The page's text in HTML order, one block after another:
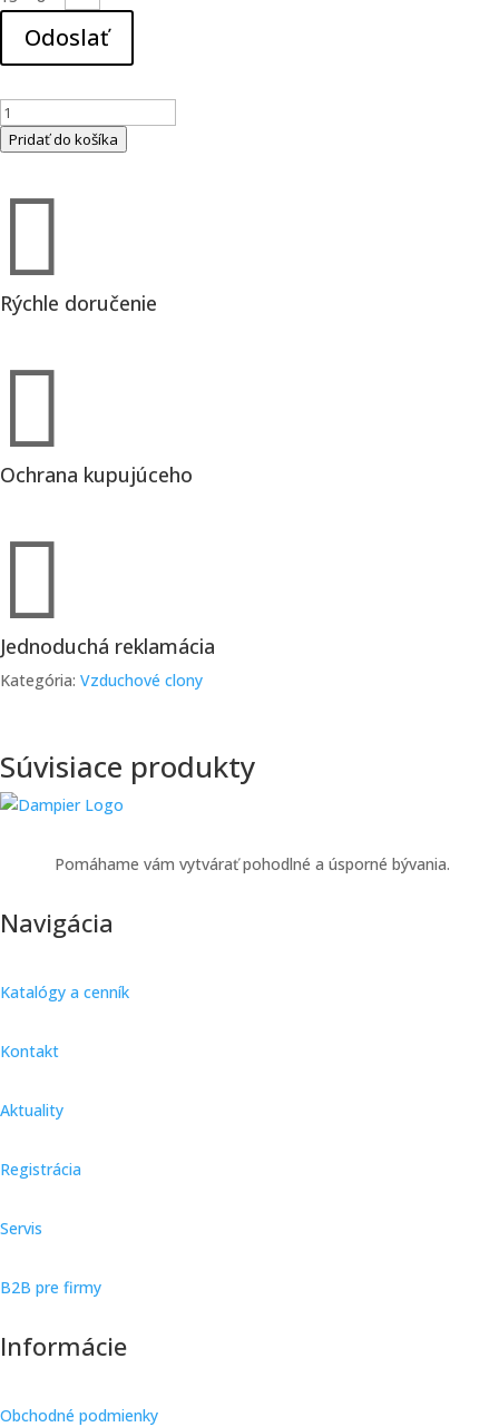
Odoslať
množstvo
BOR-
(157103)
Pridať do košíka

Rýchle doručenie

Ochrana kupujúceho

Jednoduchá reklamácia
Kategória: Vzduchové clony
Súvisiace produkty
Pomáhame vám vytvárať pohodlné a úsporné bývania.
Navigácia
Katalógy a cenník
Kontakt
Aktuality
Registrácia
Servis
B2B pre firmy
Informácie
Obchodné podmienky